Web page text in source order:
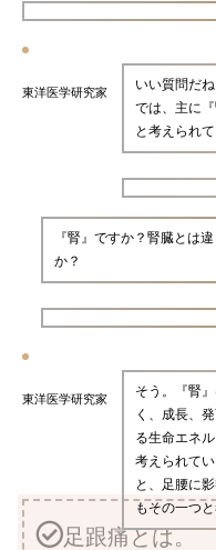
東洋医学研究家
いい質問だ
では、主に
と考えられて
『腎』ですか？腎臓とは
か？
東洋医学研究家
そう。『腎
く、成長、
る生命エネ
考えられて
と、足腰に
もその一つ
足跟痛とは。